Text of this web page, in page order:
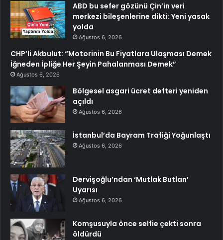
ABD bu sefer gözünü Çin’in veri
merkezi bileşenlerine dikti: Yeni yasak
yolda
Ağustos 6, 2026
CHP’li Akbulut: “Motorinin Bu Fiyatlara Ulaşması Demek
İğneden İpliğe Her Şeyin Pahalanması Demek”
Ağustos 6, 2026
Bölgesel asgari ücret defteri yeniden
açıldı
Ağustos 6, 2026
İstanbul’da Bayram Trafiği Yoğunlaştı
Ağustos 6, 2026
Dervişoğlu’ndan ‘Mutlak Butlan’
Uyarısı
Ağustos 6, 2026
Komşusuyla önce selfie çekti sonra
öldürdü